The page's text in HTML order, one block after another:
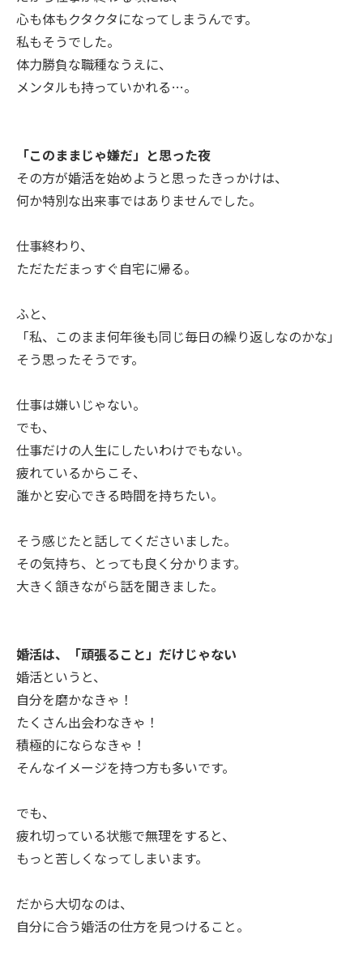
心も体もクタクタになってしまうんです。
私もそうでした。
体力勝負な職種なうえに、
メンタルも持っていかれる…。
「このままじゃ嫌だ」と思った夜
その方が婚活を始めようと思ったきっかけは、
何か特別な出来事ではありませんでした。
仕事終わり、
ただただまっすぐ自宅に帰る。
ふと、
「私、このまま何年後も同じ毎日の繰り返しなのかな」
そう思ったそうです。
仕事は嫌いじゃない。
でも、
仕事だけの人生にしたいわけでもない。
疲れているからこそ、
誰かと安心できる時間を持ちたい。
そう感じたと話してくださいました。
その気持ち、とっても良く分かります。
大きく頷きながら話を聞きました。
婚活は、「頑張ること」だけじゃない
婚活というと、
自分を磨かなきゃ！
たくさん出会わなきゃ！
積極的にならなきゃ！
そんなイメージを持つ方も多いです。
でも、
疲れ切っている状態で無理をすると、
もっと苦しくなってしまいます。
だから大切なのは、
自分に合う婚活の仕方を見つけること。